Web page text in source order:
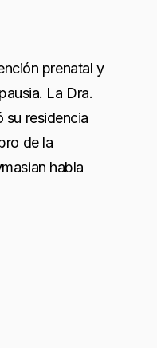
prenatal y
La Dra.
su residencia
de la
habla